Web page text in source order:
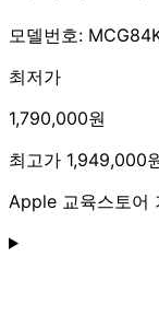
모델번호:
최저가
1,790,000원
최고가 1,949,000
Apple 교육스토어